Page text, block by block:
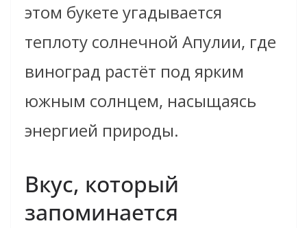
этом букете угадывается
теплоту солнечной Апулии, где
виноград растёт под ярким
южным солнцем, насыщаясь
энергией природы.
Вкус, который
запоминается